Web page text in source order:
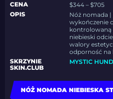
CENA
$344 – $705
OPIS
Nóż nomada |
wykończenie
kontrolowaną
niebieski
walory
odporność na
SKRZYNIE
SKIN.CLUB
MYSTIC
NÓŻ NOMADA NIEBIESKA